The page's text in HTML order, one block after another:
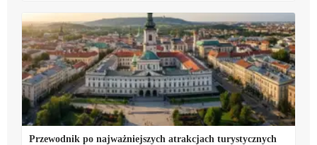
Przewodnik po najważniejszych atrakcjach turystycznych